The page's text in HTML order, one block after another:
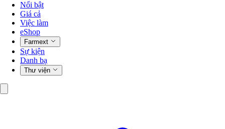
Nổi bật
Giá cả
Việc làm
eShop
Farmext
Sự kiện
Danh bạ
Thư viện